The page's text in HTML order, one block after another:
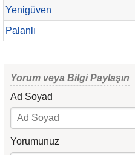
Yenigüven
Palanlı
Yorum veya Bilgi Paylaşın
Ad Soyad
Yorumunuz